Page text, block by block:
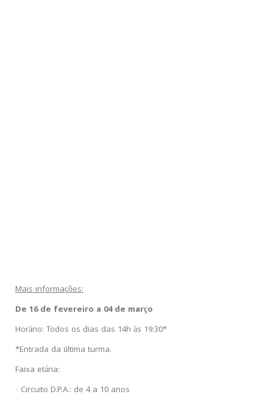
Mais informações:
De 16 de fevereiro a 04 de março
Horário: Todos os dias das 14h às 19:30*
*Entrada da última turma.
Faixa etária:
· Circuito D.P.A.: de 4 a 10 anos